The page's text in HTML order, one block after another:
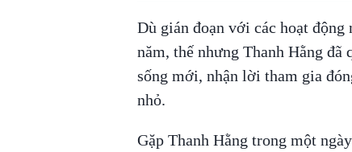
Dù gián đoạn với các hoạt
năm, thế nhưng Thanh Hằng
sống mới, nhận lời tham gia
nhỏ.
Gặp Thanh Hằng trong một